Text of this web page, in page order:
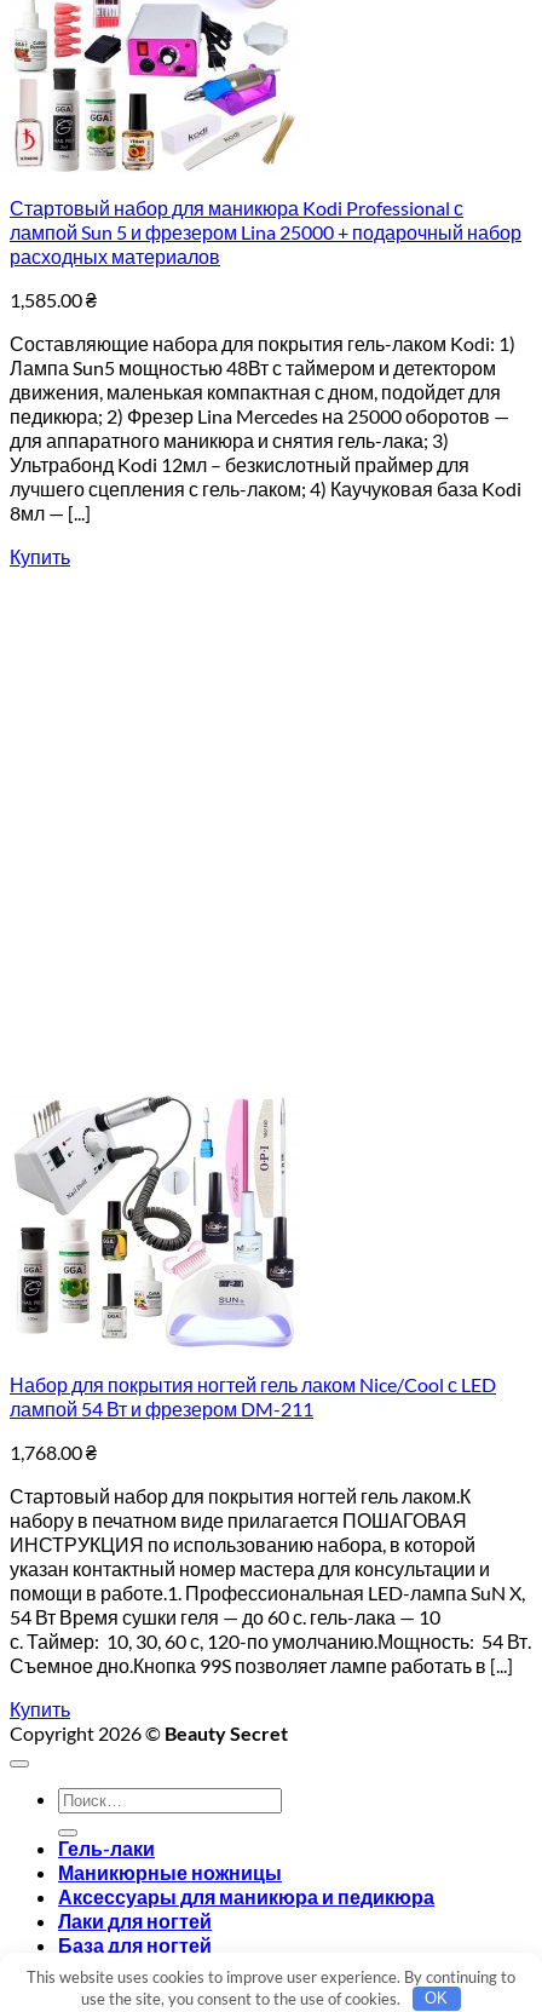
Стартовый набор для маникюра Kodi Professional с
лампой Sun 5 и фрезером Lina 25000 + подарочный набор
расходных материалов
1,585.00₴
Составляющие набора для покрытия гель-лаком Kodi: 1)
Лампа Sun5 мощностью 48Вт с таймером и детектором
движения, маленькая компактная с дном, подойдет для
педикюра; 2) Фрезер Lina Mercedes на 25000 оборотов —
для аппаратного маникюра и снятия гель-лака; 3)
Ультрабонд Kodi 12мл – безкислотный праймер для
лучшего сцепления с гель-лаком; 4) Каучуковая база Kodi
8мл — [...]
Купить
Набор для покрытия ногтей гель лаком Nice/Cool с LED
лампой 54 Вт и фрезером DM-211
1,768.00₴
Стартовый набор для покрытия ногтей гель лаком.К
набору в печатном виде прилагается ПОШАГОВАЯ
ИНСТРУКЦИЯ по использованию набора, в которой
указан контактный номер мастера для консультации и
помощи в работе.1. Профессиональная LED-лампа SuN X,
54 Вт Время сушки геля — до 60 с. гель-лака — 10
с. Таймер: 10, 30, 60 с, 120-по умолчанию.Мощность: 54 Вт.
Съемное дно.Кнопка 99S позволяет лампе работать в [...]
Купить
Copyright 2026 © Beauty Secret
Искать:
Гель-лаки
Маникюрные ножницы
Аксессуары для маникюра и педикюра
Лаки для ногтей
База для ногтей
Топ для ногтей
Вход
This website uses cookies to improve user experience. By continuing to
use the site, you consent to the use of cookies.
OK